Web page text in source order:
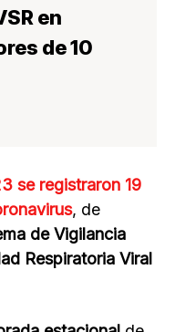
en
de 10
se registraron 19
, de
de Vigilancia
Respiratoria Viral